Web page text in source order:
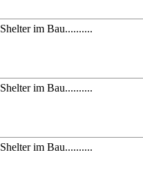
Shelter im Bau..........
Shelter im Bau..........
Shelter im Bau..........